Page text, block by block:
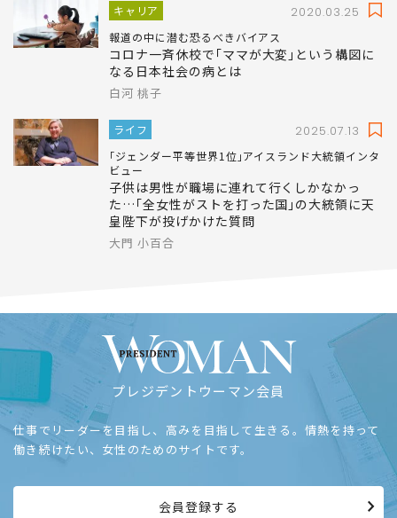
キャリア 2020.03.25
報道の中に潜む恐るべきバイアス
コロナ一斉休校で｢ママが大変｣という構図に
なる日本社会の病とは
白河 桃子
ライフ 2025.07.13
｢ジェンダー平等世界1位｣アイスランド大統領インタ
ビュー
子供は男性が職場に連れて行くしかなかっ
た…｢全女性がストを打った国｣の大統領に天
皇陛下が投げかけた質問
大門 小百合
プレジデントウーマン会員
仕事でリーダーを目指し、高みを目指して生きる。情熱を持って
働き続けたい、女性のためのサイトです。
会員登録する